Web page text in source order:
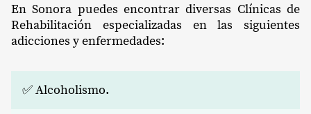
En Sonora puedes encontrar diversas Clínicas de
Rehabilitación especializadas en las siguientes
adicciones y enfermedades:
✅ Alcoholismo.